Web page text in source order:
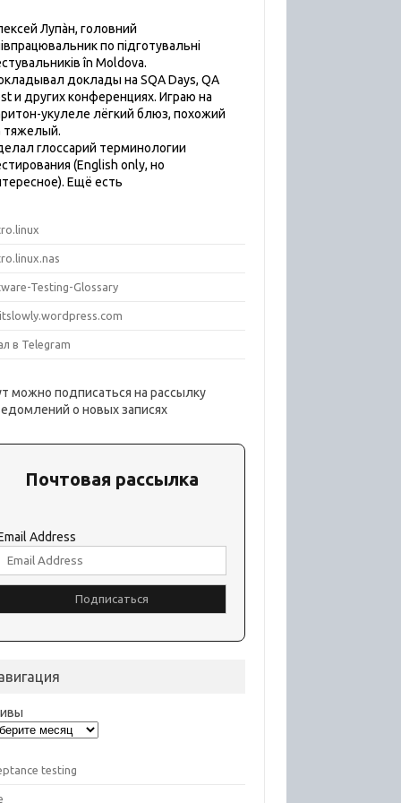
Лупàн, головний
по підготувальні
în Moldova.
доклады на SQA Days, QA
и других конференциях. Играю на
укулеле лёгкий блюз, похожий
тяжелый.
глоссарий терминологии
(English only, но
Ещё есть
Testing-Glossary
в Telegram
можно подписаться на рассылку
о новых записях
Почтовая рассылка
Address
testing